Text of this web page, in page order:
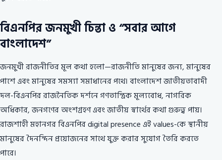
বিএনপির জনমুখী চিন্তা ও “সবার আগে
বাংলাদেশ”
জনমুখী রাজনীতির মূল কথা হলো—রাজনীতি মানুষের জন্য, মানুষের
পাশে এবং মানুষের সমস্যা সমাধানের পথে। বাংলাদেশ জাতীয়তাবাদী
দল-বিএনপির রাজনৈতিক দর্শনে গণতান্ত্রিক মূল্যবোধ, নাগরিক
অধিকার, জনগণের অংশগ্রহণ এবং জাতীয় স্বার্থের কথা গুরুত্ব পায়।
রাজশাহী মহানগর বিএনপির digital presence এই values-কে স্থানীয়
মানুষের দৈনন্দিন প্রয়োজনের সাথে যুক্ত করার সুযোগ তৈরি করতে
পারে।